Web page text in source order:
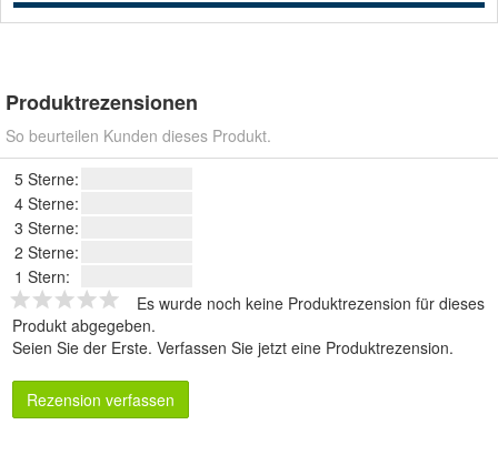
Produktrezensionen
So beurteilen Kunden dieses Produkt.
5 Sterne:
4 Sterne:
3 Sterne:
2 Sterne:
1 Stern:
Es wurde noch keine Produktrezension für dieses
Produkt abgegeben.
Seien Sie der Erste. Verfassen Sie jetzt eine Produktrezension.
Rezension verfassen